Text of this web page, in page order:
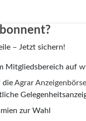
– Jetzt sichern!
Mitgliedsbereich auf
dieAgrar Anzeigenbörse
zur Wahl